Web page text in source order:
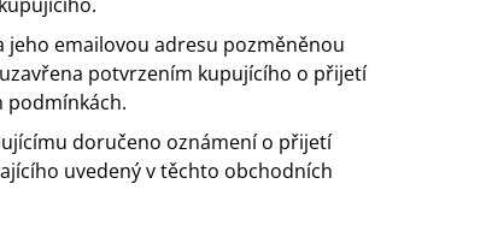
jeho emailovou adresu pozměněnou
potvrzením kupujícího o přijetí
podmínkách.
doručeno oznámení o přijetí
uvedený v těchto obchodních